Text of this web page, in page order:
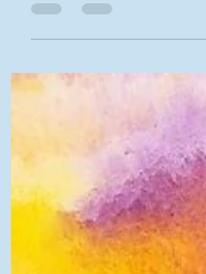
avoir ce besoin, souvent